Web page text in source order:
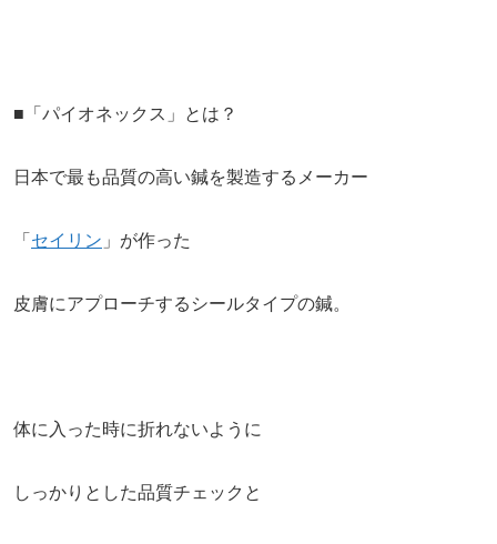
■「パイオネックス」とは？
日本で最も品質の高い鍼を製造するメーカー
「 セイリン 」が作った
皮膚にアプローチするシールタイプの鍼。
体に入った時に折れないように
しっかりとした品質チェックと